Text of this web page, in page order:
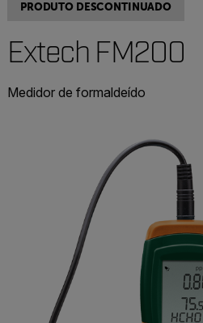
PRODUTO DESCONTINUADO
Extech FM200
Medidor de formaldeído